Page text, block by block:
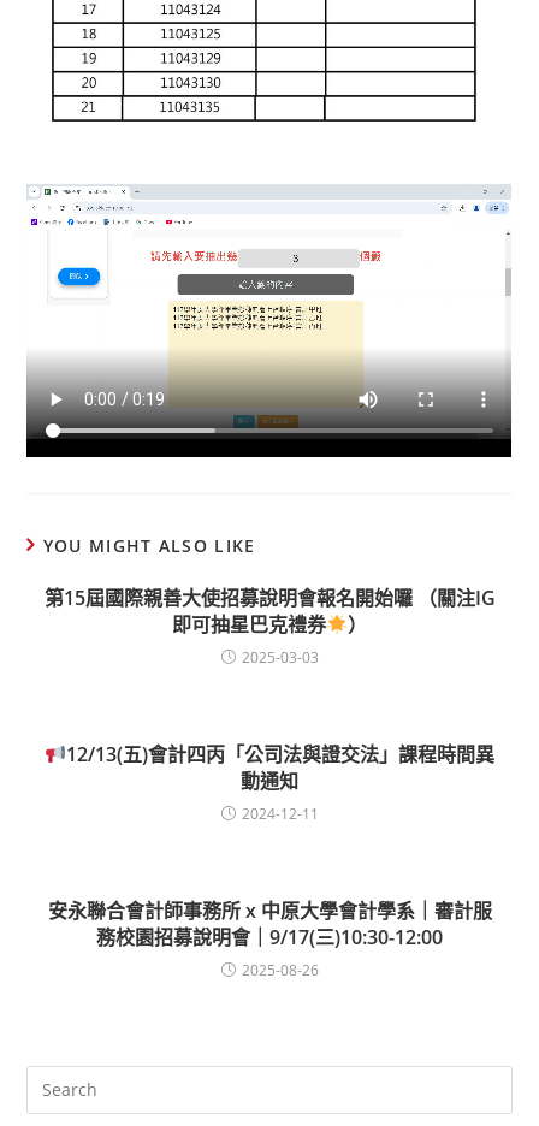
YOU MIGHT ALSO LIKE
第15屆國際親善大使招募說明會報名開始囉 （關注IG
即可抽星巴克禮券
）
2025-03-03
12/13(五)會計四丙「公司法與證交法」課程時間異
動通知
2024-12-11
安永聯合會計師事務所 x 中原大學會計學系｜審計服
務校園招募說明會｜9/17(三)10:30-12:00
2025-08-26